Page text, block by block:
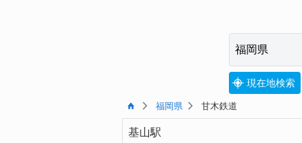
現在地検索
福岡県 甘木鉄道
基山駅